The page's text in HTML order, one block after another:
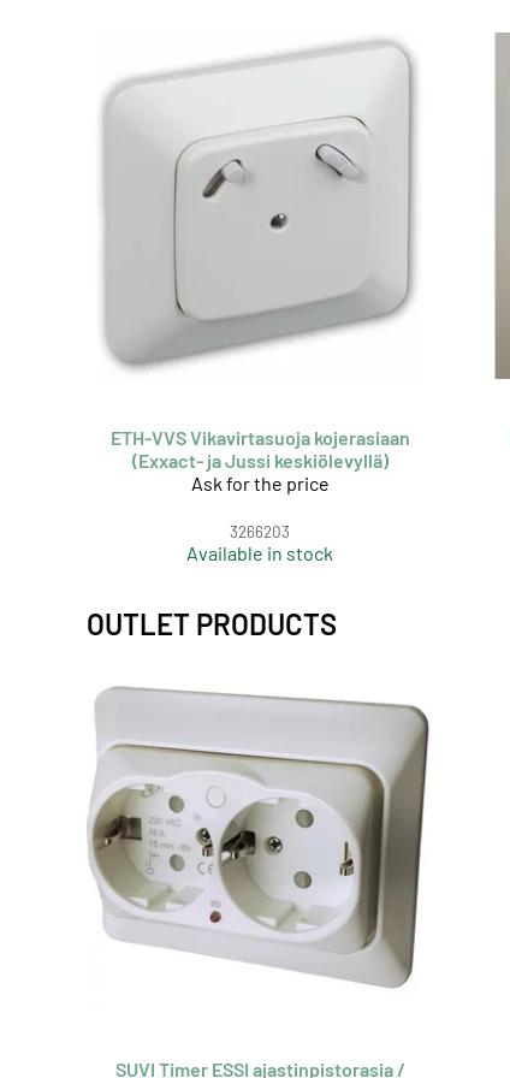
ETH-VVS Vikavirtasuoja kojerasiaan
(Exxact- ja Jussi keskiölevyllä)
Ask for the price
3266203
Available in stock
OUTLET PRODUCTS
SUVI Timer ESSI ajastinpistorasia /